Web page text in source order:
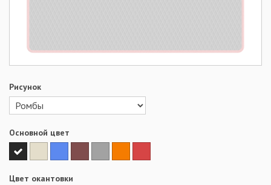
Рисунок
Основной цвет
Цвет окантовки